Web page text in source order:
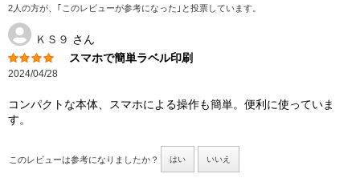
2人の方が、｢このレビューが参考になった｣と投票しています。
ＫＳ９ さん
スマホで簡単ラベル印刷
2024/04/28
コンパクトな本体、スマホによる操作も簡単。便利に使っていま
す。
このレビューは参考になりましたか？ はい いいえ